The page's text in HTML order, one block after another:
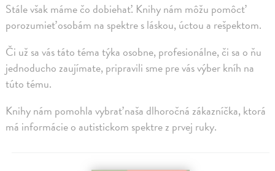
Stále však máme čo dobiehať. Knihy nám môžu pomôcť
porozumieť osobám na spektre s láskou, úctou a rešpektom.
Či už sa vás táto téma týka osobne, profesionálne, či sa o ňu
jednoducho zaujímate, pripravili sme pre vás výber kníh na
túto tému.
Knihy nám pomohla vybrať naša dlhoročná zákazníčka, ktorá
má informácie o autistickom spektre z prvej ruky.